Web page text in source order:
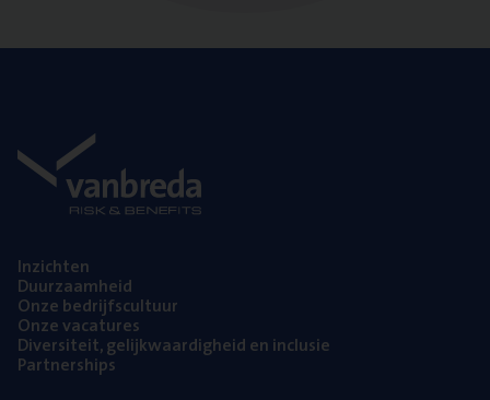
Inzich­ten
Duur­zaam­heid
Onze bedrijfs­cul­tuur
Onze vaca­tu­res
Diver­si­teit, gelijk­waar­dig­heid en inclusie
Part­ner­ships